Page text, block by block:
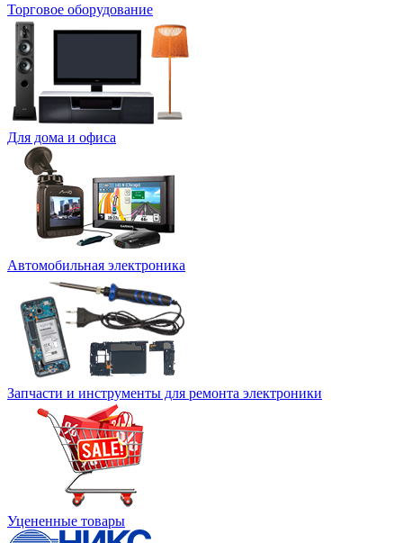
Торговое оборудование
Для дома и офиса
Автомобильная электроника
Запчасти и инструменты для ремонта электроники
Уцененные товары